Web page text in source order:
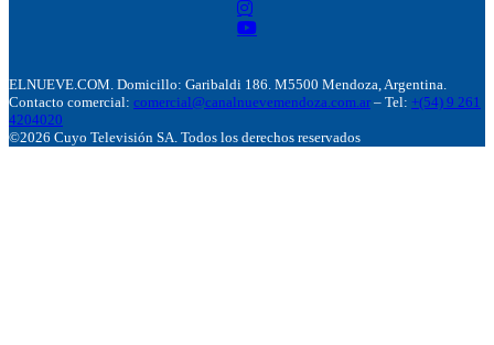
ELNUEVE.COM. Domicillo: Garibaldi 186. M5500 Mendoza, Argentina.
Contacto comercial: comercial@canalnuevemendoza.com.ar – Tel: +(54) 9 261
4204020
©2026 Cuyo Televisión SA. Todos los derechos reservados